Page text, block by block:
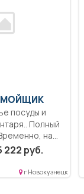
МОЙЩИК
Полный
на...
222 руб.
г Новокузнецк